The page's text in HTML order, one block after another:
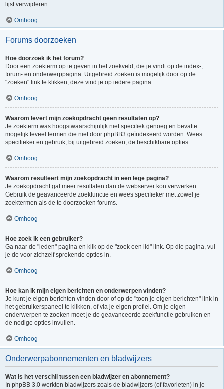
lijst verwijderen.
Omhoog
Forums doorzoeken
Hoe doorzoek ik het forum?
Door een zoekterm op te geven in het zoekveld, die je vindt op de index-,
forum- en onderwerppagina. Uitgebreid zoeken is mogelijk door op de
"zoeken" link te klikken, deze vind je op iedere pagina.
Omhoog
Waarom levert mijn zoekopdracht geen resultaten op?
Je zoekterm was hoogstwaarschijnlijk niet specifiek genoeg en bevatte
mogelijk teveel termen die niet door phpBB3 geïndexeerd worden. Wees
specifieker en gebruik, bij uitgebreid zoeken, de beschikbare opties.
Omhoog
Waarom resulteert mijn zoekopdracht in een lege pagina?
Je zoekopdracht gaf meer resultaten dan de webserver kon verwerken.
Gebruik de geavanceerde zoekfunctie en wees specifieker met zowel je
zoektermen als de te doorzoeken forums.
Omhoog
Hoe zoek ik een gebruiker?
Ga naar de "leden" pagina en klik op de "zoek een lid" link. Op die pagina, vul
je de voor zichzelf sprekende opties in.
Omhoog
Hoe kan ik mijn eigen berichten en onderwerpen vinden?
Je kunt je eigen berichten vinden door of op de "toon je eigen berichten" link in
het gebruikerspaneel te klikken, of via je eigen profiel. Om je eigen
onderwerpen te zoeken moet je de geavanceerde zoekfunctie gebruiken en
de nodige opties invullen.
Omhoog
Onderwerpabonnementen en bladwijzers
Wat is het verschil tussen een bladwijzer en abonnement?
In phpBB 3.0 werkten bladwijzers zoals de bladwijzers (of favorieten) in je